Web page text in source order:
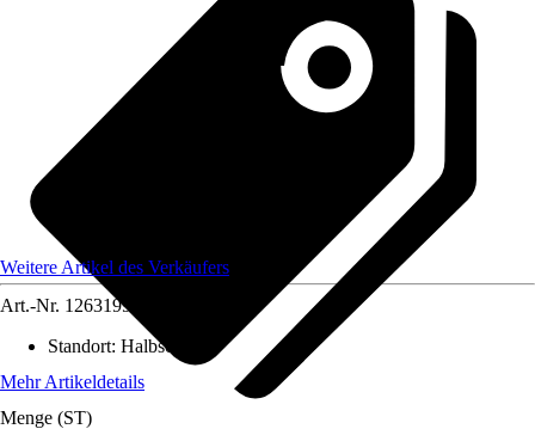
Weitere Artikel des Verkäufers
Art.-Nr. 12631997
Standort: Halbschatten
Mehr Artikeldetails
Menge (ST)